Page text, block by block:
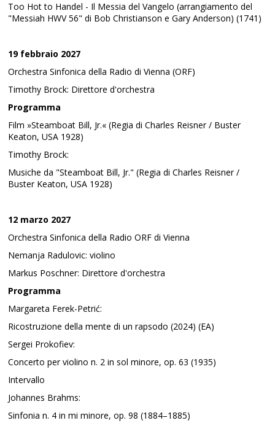
Too Hot to Handel - Il Messia del Vangelo (arrangiamento del
"Messiah HWV 56" di Bob Christianson e Gary Anderson) (1741)
19 febbraio 2027
Orchestra Sinfonica della Radio di Vienna (ORF)
Timothy Brock: Direttore d'orchestra
Programma
Film »Steamboat Bill, Jr.« (Regia di Charles Reisner / Buster
Keaton, USA 1928)
Timothy Brock:
Musiche da "Steamboat Bill, Jr." (Regia di Charles Reisner /
Buster Keaton, USA 1928)
12 marzo 2027
Orchestra Sinfonica della Radio ORF di Vienna
Nemanja Radulovic: violino
Markus Poschner: Direttore d'orchestra
Programma
Margareta Ferek-Petrić:
Ricostruzione della mente di un rapsodo (2024) (EA)
Sergei Prokofiev:
Concerto per violino n. 2 in sol minore, op. 63 (1935)
Intervallo
Johannes Brahms:
Sinfonia n. 4 in mi minore, op. 98 (1884–1885)